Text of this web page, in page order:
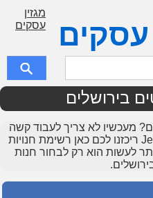
עסקים
מגזין
עסקים
בירושלים
מעכשיו לא צריך לעבוד קשה
מדי, אנחנו באינדקס JerusalemBiz ריכזנו לכם כאן רשימת חנויות
לעשות הוא רק לבחור חנות